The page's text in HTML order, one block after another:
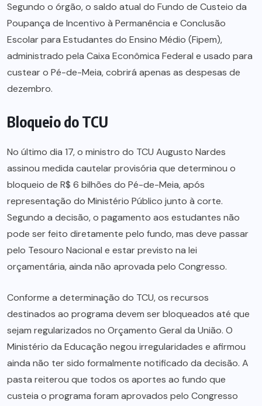
Segundo o órgão, o saldo atual do Fundo de Custeio da
Poupança de Incentivo à Permanência e Conclusão
Escolar para Estudantes do Ensino Médio (Fipem),
administrado pela Caixa Econômica Federal e usado para
custear o Pé-de-Meia, cobrirá apenas as despesas de
dezembro.
Bloqueio do TCU
No último dia 17, o ministro do TCU Augusto Nardes
assinou medida cautelar provisória que determinou o
bloqueio de R$ 6 bilhões do Pé-de-Meia, após
representação do Ministério Público junto à corte.
Segundo a decisão, o pagamento aos estudantes não
pode ser feito diretamente pelo fundo, mas deve passar
pelo Tesouro Nacional e estar previsto na lei
orçamentária, ainda não aprovada pelo Congresso.
Conforme a determinação do TCU, os recursos
destinados ao programa devem ser bloqueados até que
sejam regularizados no Orçamento Geral da União. O
Ministério da Educação negou irregularidades e afirmou
ainda não ter sido formalmente notificado da decisão. A
pasta reiterou que todos os aportes ao fundo que
custeia o programa foram aprovados pelo Congresso